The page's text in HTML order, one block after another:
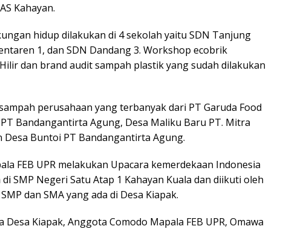
Kahayan.
hidup dilakukan di 4 sekolah yaitu SDN Tanjung
1, dan SDN Dandang 3. Workshop ecobrik
dan brand audit sampah plastik yang sudah dilakukan
perusahaan yang terbanyak dari PT Garuda Food
Bandangantirta Agung, Desa Maliku Baru PT. Mitra
Desa Buntoi PT Bandangantirta Agung.
FEB UPR melakukan Upacara kemerdekaan Indonesia
SMP Negeri Satu Atap 1 Kahayan Kuala dan diikuti oleh
dan SMA yang ada di Desa Kiapak.
Kiapak, Anggota Comodo Mapala FEB UPR, Omawa